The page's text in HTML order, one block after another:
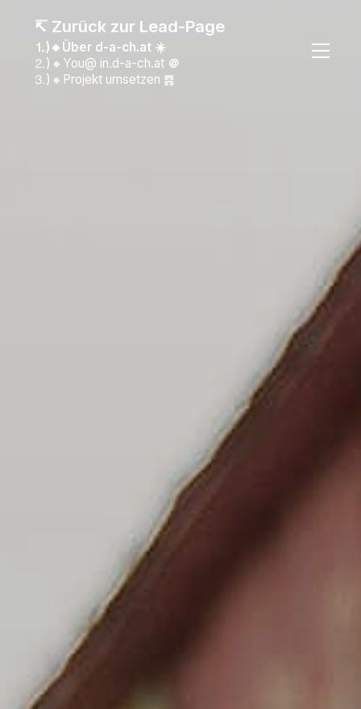
↸ Zurück zur Lead-Page
⒈)🔸Über d-a-ch.at ☀️
⒉)🔸You@ in.d-a-ch.at ＠
⒊)🔸Projekt umsetzen ䷴